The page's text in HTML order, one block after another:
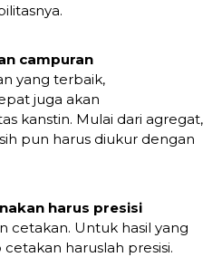
campuran
yang terbaik,
juga akan
kanstin. Mulai dari agregat,
pun harus diukur dengan
harus presisi
cetakan. Untuk hasil yang
haruslah presisi.